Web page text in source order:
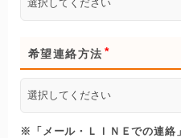
希望連絡方法
※「メール・ＬＩＮＥでの連絡